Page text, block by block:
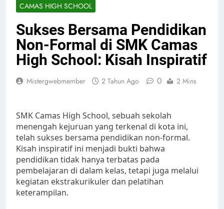
CAMAS HIGH SCHOOL
Sukses Bersama Pendidikan
Non-Formal di SMK Camas
High School: Kisah Inspiratif
Mistergwebmember 2 Tahun Ago 0 2 Mins
SMK Camas High School, sebuah sekolah
menengah kejuruan yang terkenal di kota ini,
telah sukses bersama pendidikan non-formal.
Kisah inspiratif ini menjadi bukti bahwa
pendidikan tidak hanya terbatas pada
pembelajaran di dalam kelas, tetapi juga melalui
kegiatan ekstrakurikuler dan pelatihan
keterampilan.